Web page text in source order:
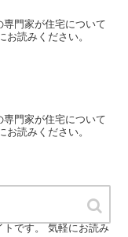
門家が住宅について
読みください。
門家が住宅について
読みください。
り【決定版】
カテゴリーの専門家
です。 気軽にお読み